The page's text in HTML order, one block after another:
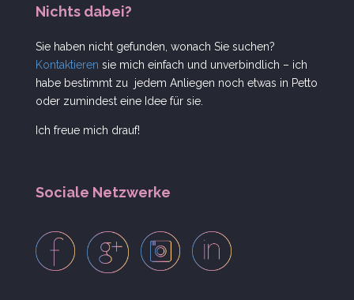
Nichts dabei?
Sie haben nicht gefunden, wonach Sie suchen?
Kontaktieren sie mich einfach und unverbindlich – ich
habe bestimmt zu jedem Anliegen noch etwas in Petto
oder zumindest eine Idee für sie.
Ich freue mich drauf!
Sociale Netzwerke